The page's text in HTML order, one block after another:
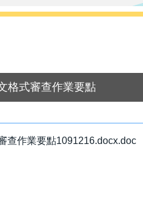
格式審查作業要點
查作業要點1091216.docx.doc